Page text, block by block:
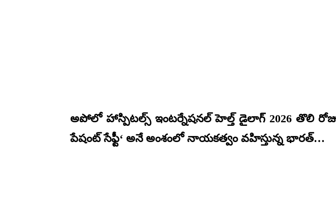
అపోలో హాస్పిటల్స్ ఇంటర్నేషనల్ హెల్త్ డైలాగ్ 2026 తొలి
పేషంట్ సేఫ్టీ‘ అనే అంశంలో నాయకత్వం వహిస్తున్న భారత్…